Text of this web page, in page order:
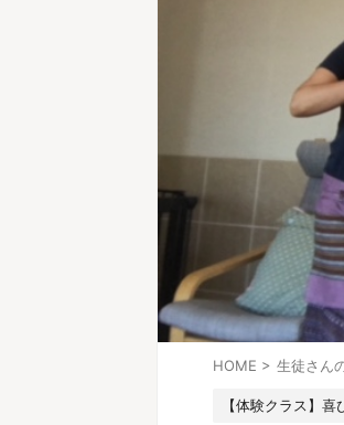
HOME > 生徒さん
【体験クラス】喜